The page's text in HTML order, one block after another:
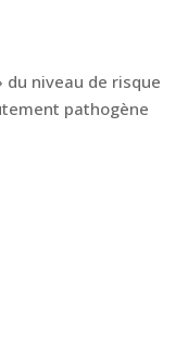
du niveau de risque
pathogène